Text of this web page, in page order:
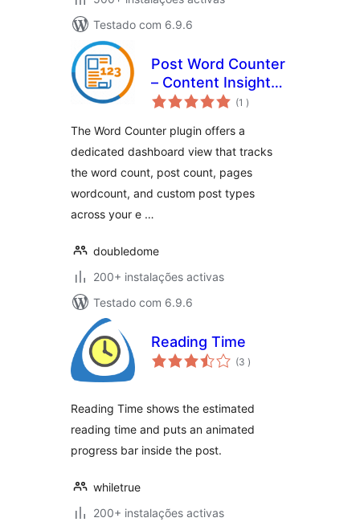
Testado com 6.9.6
Post Word Counter
– Content Insights
Dashboard
(1 classificações
)
The Word Counter plugin offers a
dedicated dashboard view that tracks
the word count, post count, pages
wordcount, and custom post types
across your e …
doubledome
200+ instalações activas
Testado com 6.9.6
Reading Time
(3 classificações
)
Reading Time shows the estimated
reading time and puts an animated
progress bar inside the post.
whiletrue
200+ instalações activas